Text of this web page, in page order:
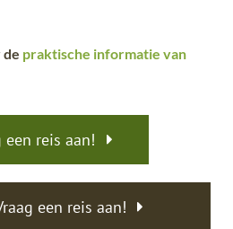
de praktische informatie van
een reis aan!
een reis aan!